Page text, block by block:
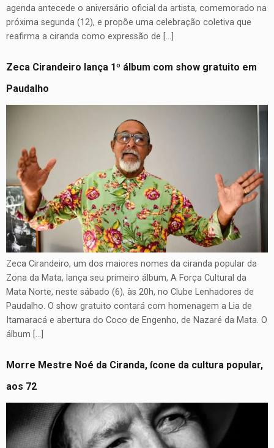
agenda antecede o aniversário oficial da artista, comemorado na
próxima segunda (12), e propõe uma celebração coletiva que
reafirma a ciranda como expressão de […]
Zeca Cirandeiro lança 1º álbum com show gratuito em
Paudalho
Zeca Cirandeiro, um dos maiores nomes da ciranda popular da
Zona da Mata, lança seu primeiro álbum, A Força Cultural da
Mata Norte, neste sábado (6), às 20h, no Clube Lenhadores de
Paudalho. O show gratuito contará com homenagem a Lia de
Itamaracá e abertura do Coco de Engenho, de Nazaré da Mata. O
álbum […]
Morre Mestre Noé da Ciranda, ícone da cultura popular,
aos 72